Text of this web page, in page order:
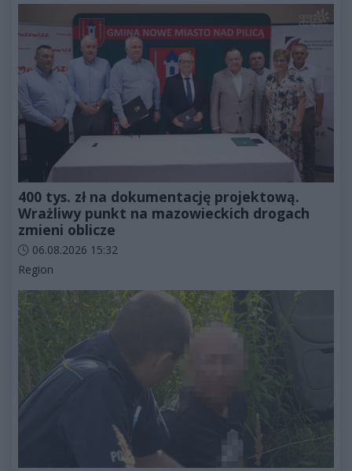
400 tys. zł na dokumentację projektową.
Wrażliwy punkt na mazowieckich drogach
zmieni oblicze
Data dodania artykułu:
06.08.2026 15:32
Kategorie artykułu:
Region